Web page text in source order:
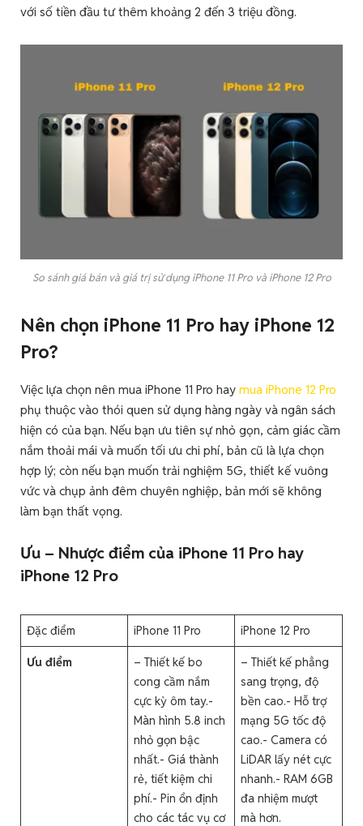
với số tiền đầu tư thêm khoảng 2 đến 3 triệu đồng.
So sánh giá bán và giá trị sử dụng iPhone 11 Pro và iPhone 12 Pro
Nên chọn iPhone 11 Pro hay iPhone 12
Pro?
Việc lựa chọn nên mua iPhone 11 Pro hay mua iPhone 12 Pro
phụ thuộc vào thói quen sử dụng hàng ngày và ngân sách
hiện có của bạn. Nếu bạn ưu tiên sự nhỏ gọn, cảm giác cầm
nắm thoải mái và muốn tối ưu chi phí, bản cũ là lựa chọn
hợp lý; còn nếu bạn muốn trải nghiệm 5G, thiết kế vuông
vức và chụp ảnh đêm chuyên nghiệp, bản mới sẽ không
làm bạn thất vọng.
Ưu – Nhược điểm của iPhone 11 Pro hay
iPhone 12 Pro
Đặc điểm iPhone 11 Pro iPhone 12 Pro
Ưu điểm
– Thiết kế bo
cong cầm nắm
cực kỳ ôm tay.-
Màn hình 5.8 inch
nhỏ gọn bậc
nhất.- Giá thành
rẻ, tiết kiệm chi
phí.- Pin ổn định
cho các tác vụ cơ
– Thiết kế phẳng
sang trọng, độ
bền cao.- Hỗ trợ
mạng 5G tốc độ
cao.- Camera có
LiDAR lấy nét cực
nhanh.- RAM 6GB
đa nhiệm mượt
mà hơn.